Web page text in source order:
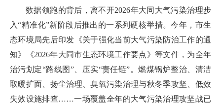
数据领跑的背后，离不开2026年大同大气污染治理步
入“精准化”新阶段后推出的一系列硬核举措。今年，市生
态环境局先后印发《关于强化当前大气污染防治工作的通
知》《2026年大同市生态环境工作要点》等文件，为全年
治污划定“路线图”、压实“责任链”。燃煤锅炉整治、清洁
取暖扩面、扬尘治理、臭氧污染治理与秋冬季攻坚、低效
失效设施排查……一场覆盖全年的大气污染治理攻坚战已